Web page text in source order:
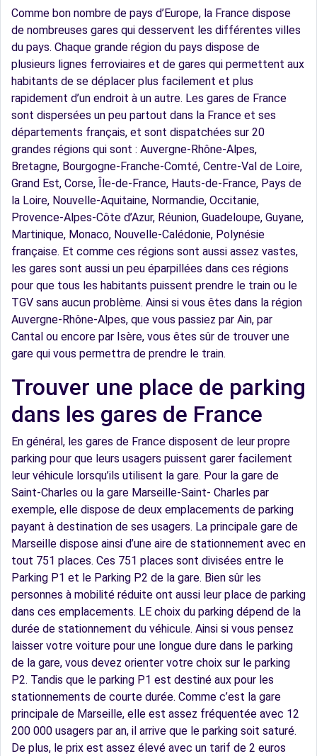
Comme bon nombre de pays d’Europe, la France dispose
de nombreuses gares qui desservent les différentes villes
du pays. Chaque grande région du pays dispose de
plusieurs lignes ferroviaires et de gares qui permettent aux
habitants de se déplacer plus facilement et plus
rapidement d’un endroit à un autre. Les gares de France
sont dispersées un peu partout dans la France et ses
départements français, et sont dispatchées sur 20
grandes régions qui sont : Auvergne-Rhône-Alpes,
Bretagne, Bourgogne-Franche-Comté, Centre-Val de Loire,
Grand Est, Corse, Île-de-France, Hauts-de-France, Pays de
la Loire, Nouvelle-Aquitaine, Normandie, Occitanie,
Provence-Alpes-Côte d’Azur, Réunion, Guadeloupe, Guyane,
Martinique, Monaco, Nouvelle-Calédonie, Polynésie
française. Et comme ces régions sont aussi assez vastes,
les gares sont aussi un peu éparpillées dans ces régions
pour que tous les habitants puissent prendre le train ou le
TGV sans aucun problème. Ainsi si vous êtes dans la région
Auvergne-Rhône-Alpes, que vous passiez par Ain, par
Cantal ou encore par Isère, vous êtes sûr de trouver une
gare qui vous permettra de prendre le train.
Trouver une place de parking
dans les gares de France
En général, les gares de France disposent de leur propre
parking pour que leurs usagers puissent garer facilement
leur véhicule lorsqu’ils utilisent la gare. Pour la gare de
Saint-Charles ou la gare Marseille-Saint- Charles par
exemple, elle dispose de deux emplacements de parking
payant à destination de ses usagers. La principale gare de
Marseille dispose ainsi d’une aire de stationnement avec en
tout 751 places. Ces 751 places sont divisées entre le
Parking P1 et le Parking P2 de la gare. Bien sûr les
personnes à mobilité réduite ont aussi leur place de parking
dans ces emplacements. LE choix du parking dépend de la
durée de stationnement du véhicule. Ainsi si vous pensez
laisser votre voiture pour une longue dure dans le parking
de la gare, vous devez orienter votre choix sur le parking
P2. Tandis que le parking P1 est destiné aux pour les
stationnements de courte durée. Comme c’est la gare
principale de Marseille, elle est assez fréquentée avec 12
200 000 usagers par an, il arrive que le parking soit saturé.
De plus, le prix est assez élevé avec un tarif de 2 euros